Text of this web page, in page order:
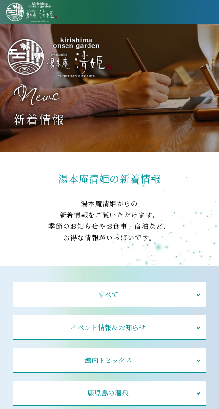
News
新着情報
湯本庵清姫の新着情報
湯本庵清姫からの
新着情報をご覧いただけます。
季節のお知らせやお食事・宿泊など、
お得な情報がいっぱいです。
すべて
イベント情報＆お知らせ
館内トピックス
鹿児島の温泉